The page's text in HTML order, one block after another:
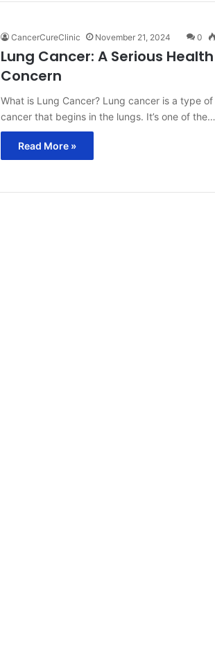
CancerCureClinic November 21, 2024 0
Lung Cancer: A Serious Health
Concern
What is Lung Cancer? Lung cancer is a type of
cancer that begins in the lungs. It’s one of the…
Read More »